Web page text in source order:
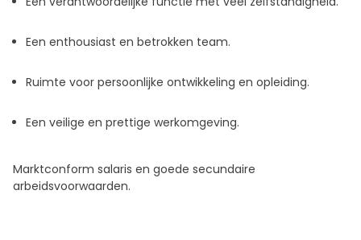
Een enthousiast en betrokken team.
Ruimte voor persoonlijke ontwikkeling en opleiding.
Een veilige en prettige werkomgeving.
Marktconform salaris en goede secundaire
arbeidsvoorwaarden.